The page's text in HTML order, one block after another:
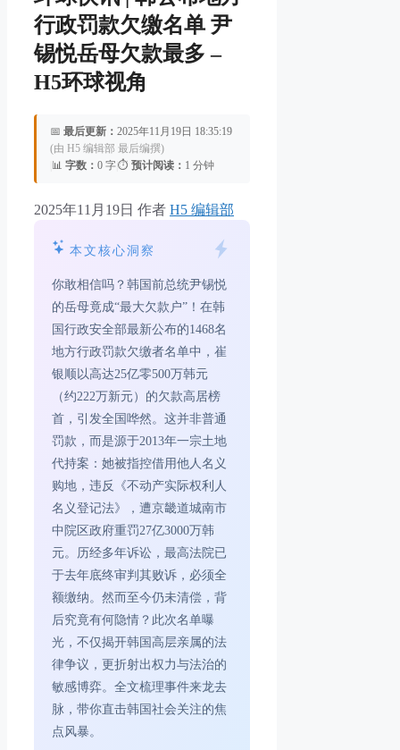
行政罚款欠缴名单 尹
锡悦岳母欠款最多 –
H5环球视角
📅 最后更新： 2025年11月19日 18:35:19
(由 H5 编辑部 最后编撰)
📊 字数： 0 字⏱️ 预计阅读： 1 分钟
2025年11月19日 作者 H5 编辑部
本文核心洞察
你敢相信吗？韩国前总统尹锡悦
的岳母竟成“最大欠款户”！在韩
国行政安全部最新公布的1468名
地方行政罚款欠缴者名单中，崔
银顺以高达25亿零500万韩元
（约222万新元）的欠款高居榜
首，引发全国哗然。这并非普通
罚款，而是源于2013年一宗土地
代持案：她被指控借用他人名义
购地，违反《不动产实际权利人
名义登记法》，遭京畿道城南市
中院区政府重罚27亿3000万韩
元。历经多年诉讼，最高法院已
于去年底终审判其败诉，必须全
额缴纳。然而至今仍未清偿，背
后究竟有何隐情？此次名单曝
光，不仅揭开韩国高层亲属的法
律争议，更折射出权力与法治的
敏感博弈。全文梳理事件来龙去
脉，带你直击韩国社会关注的焦
点风暴。